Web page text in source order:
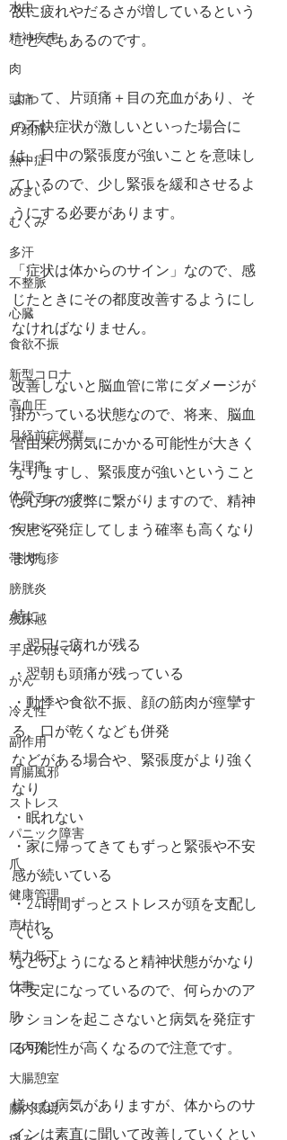
水虫
精神疾患
肉
頭痛
片頭痛
熱中症
めまい
むくみ
多汗
不整脈
心臓
食欲不振
新型コロナ
高血圧
月経前症候群
生理痛
体質チェック
ヘルペス
帯状疱疹
膀胱炎
残尿感
手足のほてり
がん
冷え性
副作用
胃腸風邪
ストレス
パニック障害
爪
健康管理
声枯れ
精力低下
仕事
肌
口内炎
大腸憩室
腸内環境
故に疲れやだるさが増しているという
ことでもあるのです。
よって、片頭痛＋目の充血があり、そ
の不快症状が激しいといった場合に
は、日中の緊張度が強いことを意味し
ているので、少し緊張を緩和させるよ
うにする必要があります。
「症状は体からのサイン」なので、感
じたときにその都度改善するようにし
なければなりません。
改善しないと脳血管に常にダメージが
掛かっている状態なので、将来、脳血
管由来の病気にかかる可能性が大きく
なりますし、緊張度が強いということ
は心身の疲弊に繋がりますので、精神
疾患を発症してしまう確率も高くなり
ます。
特に
・翌日に疲れが残る
・翌朝も頭痛が残っている
・動悸や食欲不振、顔の筋肉が痙攣す
る、口が乾くなども併発
などがある場合や、緊張度がより強く
なり
・眠れない
・家に帰ってきてもずっと緊張や不安
感が続いている
・24時間ずっとストレスが頭を支配し
ている
などのようになると精神状態がかなり
不安定になっているので、何らかのア
クションを起こさないと病気を発症す
る可能性が高くなるので注意です。
様々な病気がありますが、体からのサ
インは素直に聞いて改善していくとい